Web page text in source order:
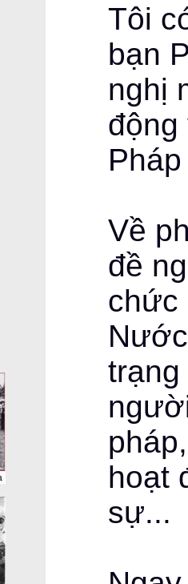
Tôi
bạn
nghị
động
Về
đề
chức
hoạt
sự...